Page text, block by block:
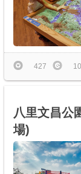
427 10
八里文昌公
場)